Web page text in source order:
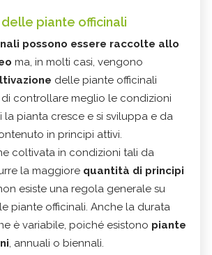
piante officinali
possono essere raccolte allo
ma, in molti casi, vengono
delle piante officinali
controllare meglio le condizioni
la pianta cresce e si sviluppa e da
in principi attivi.
coltivata in condizioni tali da
la maggiore quantità di principi
esiste una regola generale su
piante officinali. Anche la durata
è variabile, poiché esistono piante
, annuali o biennali.